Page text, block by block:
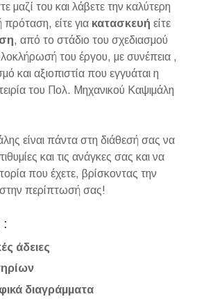
μαζί του και λάβετε την καλύτερη
πρόταση, είτε για κατασκευή είτε
, από το στάδιο του σχεδιασμού
του έργου, με συνέπεια ,
και αξιοπιστία που εγγυάται η
του Πολ. Μηχανικού Καψιμάλη
είναι πάντα στη διάθεσή σας να
και τις ανάγκες σας και να
που έχετε, βρίσκοντας την
στην περίπτωσή σας!
:
άδειες
διαγράμματα